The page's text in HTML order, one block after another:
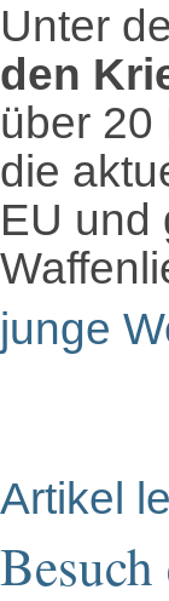
Unter
den
über 20
die
EU und
junge
Artikel